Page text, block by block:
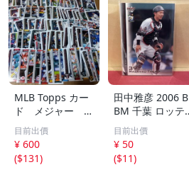
MLB Topps カー
ド メジャー 1
00枚 2
目前出價
¥ 600
($131)
田中雅彦 2006 B
BM 千葉 ロッテ
マリーンズ トレ
カ プロ野球 カー
ド M37 スポーツ
アスリート トレ
目前出價
¥ 50
($11)